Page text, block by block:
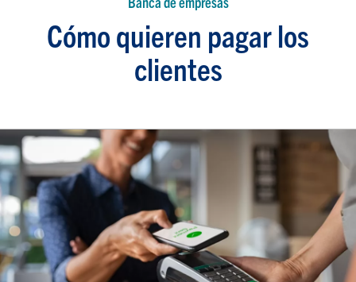
Cómo quieren pagar los
clientes